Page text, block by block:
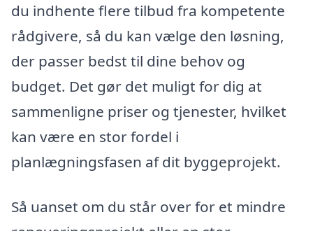
du indhente flere tilbud fra kompetente
rådgivere, så du kan vælge den løsning,
der passer bedst til dine behov og
budget. Det gør det muligt for dig at
sammenligne priser og tjenester, hvilket
kan være en stor fordel i
planlægningsfasen af dit byggeprojekt.
Så uanset om du står over for et mindre